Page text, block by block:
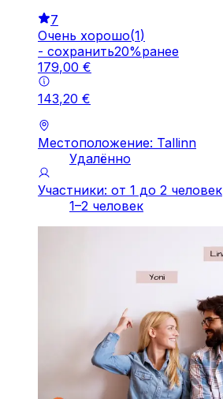
7
Очень хорошо(1)
- cохранить20%ранее
179,00 €
143,20 €
Местоположение: Tallinn
Удалённо
Участники: от 1 до 2 человек
1–2 человек